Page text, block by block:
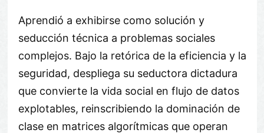
Aprendió a exhibirse como solución y
seducción técnica a problemas sociales
complejos. Bajo la retórica de la eficiencia y la
seguridad, despliega su seductora dictadura
que convierte la vida social en flujo de datos
explotables, reinscribiendo la dominación de
clase en matrices algorítmicas que operan